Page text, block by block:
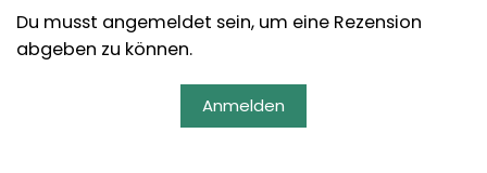
Du musst angemeldet sein, um eine Rezension
abgeben zu können.
Anmelden